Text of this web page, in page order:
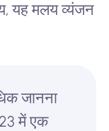
यह मलय व्यंजन
जानना
में एक